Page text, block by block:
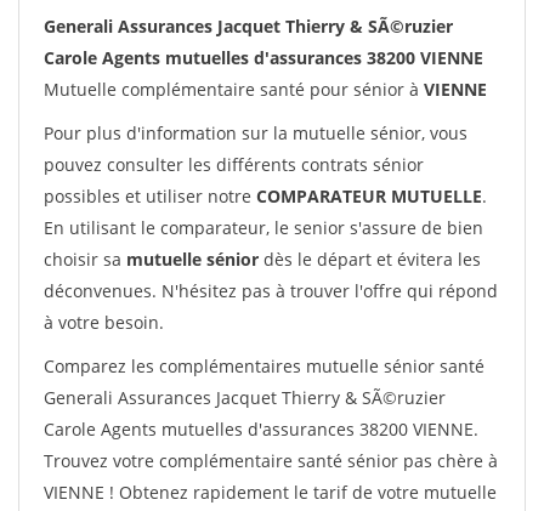
Generali Assurances Jacquet Thierry & SÃ©ruzier
Carole Agents mutuelles d'assurances 38200 VIENNE
Mutuelle complémentaire santé pour sénior à VIENNE
Pour plus d'information sur la mutuelle sénior, vous
pouvez consulter les différents contrats sénior
possibles et utiliser notre COMPARATEUR MUTUELLE.
En utilisant le comparateur, le senior s'assure de bien
choisir sa mutuelle sénior dès le départ et évitera les
déconvenues. N'hésitez pas à trouver l'offre qui répond
à votre besoin.
Comparez les complémentaires mutuelle sénior santé
Generali Assurances Jacquet Thierry & SÃ©ruzier
Carole Agents mutuelles d'assurances 38200 VIENNE.
Trouvez votre complémentaire santé sénior pas chère à
VIENNE ! Obtenez rapidement le tarif de votre mutuelle